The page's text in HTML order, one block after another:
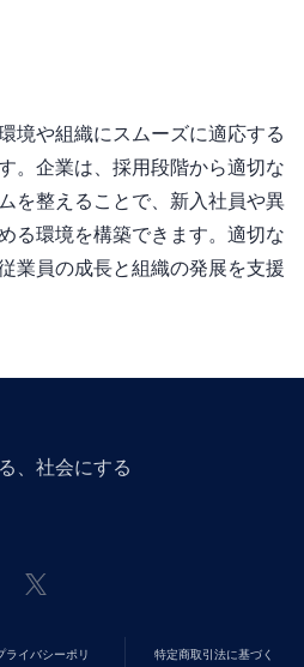
境や組織にスムーズに適応する
。企業は、採用段階から適切な
を整えることで、新入社員や異
る環境を構築できます。適切な
業員の成長と組織の発展を支援
る、社会にGiveする
ライバシーポリ 特定商取引法に基づく